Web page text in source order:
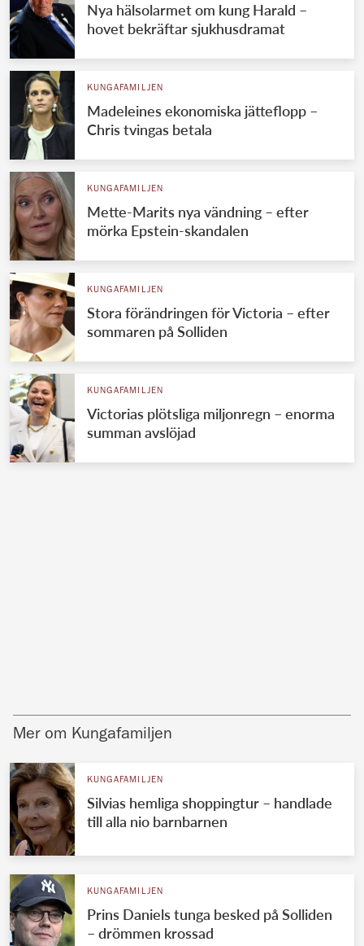
Nya hälsolarmet om kung Harald –
hovet bekräftar sjukhusdramat
KUNGAFAMILJEN
Madeleines ekonomiska jätteflopp –
Chris tvingas betala
KUNGAFAMILJEN
Mette-Marits nya vändning – efter
mörka Epstein-skandalen
KUNGAFAMILJEN
Stora förändringen för Victoria – efter
sommaren på Solliden
KUNGAFAMILJEN
Victorias plötsliga miljonregn – enorma
summan avslöjad
Mer om Kungafamiljen
KUNGAFAMILJEN
Silvias hemliga shoppingtur – handlade
till alla nio barnbarnen
KUNGAFAMILJEN
Prins Daniels tunga besked på Solliden
– drömmen krossad